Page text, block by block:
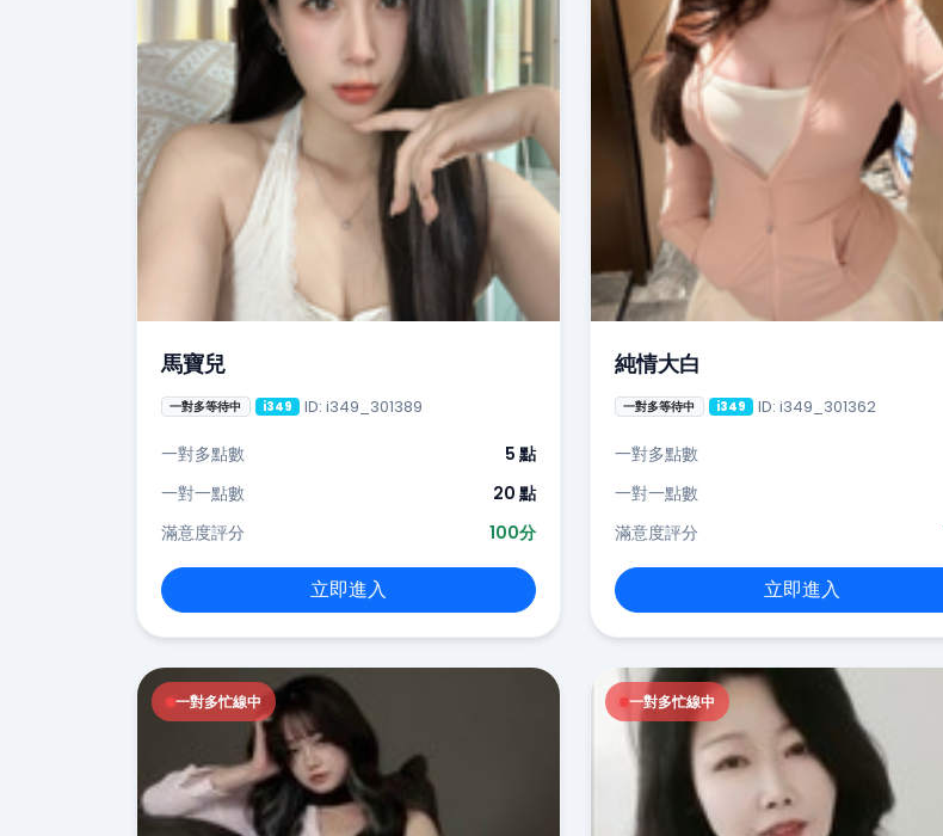
馬寶兒
一對多等待中 i349 ID: i349_301389
一對多點數
5 點
一對一點數
20 點
滿意度評分
100分
立即進入
純情大白
一對多等待中 i349 ID: i349_301362
一對多點數
一對一點數
滿意度評分
立即進入
一對多忙線中 一對多忙線中